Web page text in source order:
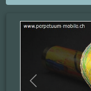
Previous